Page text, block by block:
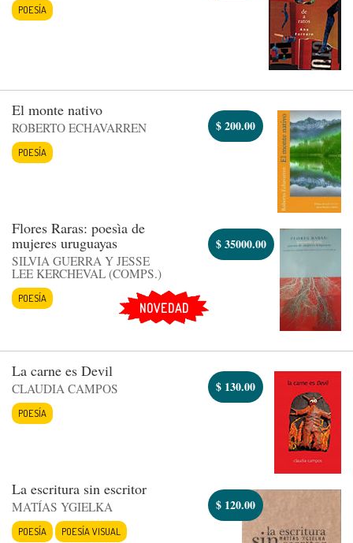
POESÍA
El monte nativo
ROBERTO ECHAVARREN
POESÍA
$200.00
Flores Raras: poesìa de
mujeres uruguayas
SILVIA GUERRA Y JESSE
LEE KERCHEVAL (COMPS.)
POESÍA
$35000.00
NOVEDAD
La carne es Devil
CLAUDIA CAMPOS
POESÍA
$ 130.00
La escritura sin escritor
MATÍAS YGIELKA
POESÍA POESÍA VISUAL
$ 120.00